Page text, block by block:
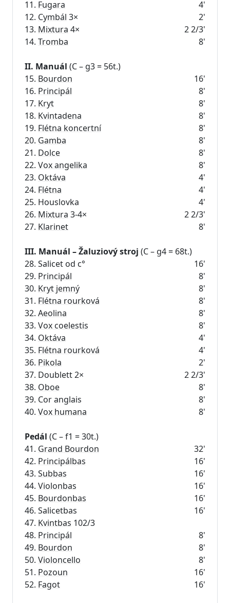
11. Fugara
4'
12. Cymbál 3×
2'
13. Mixtura 4×
2 2/3'
14. Tromba 8'
II. Manuál (C – g3 = 56t.)
15. Bourdon
16'
16. Principál
8'
17. Kryt
8'
18. Kvintadena
8'
19. Flétna koncertní
8'
20. Gamba
8'
21. Dolce
8'
22. Vox angelika
8'
23. Oktáva
4'
24. Flétna
4'
25. Houslovka
4'
26. Mixtura 3-4×
2 2/3'
27. Klarinet 8'
III. Manuál – Žaluziový stroj (C – g4 = 68t.)
28. Salicet od c°
16'
29. Principál
8'
30. Kryt jemný
8'
31. Flétna rourková
8'
32. Aeolina
8'
33. Vox coelestis
8'
34. Oktáva
4'
35. Flétna rourková
4'
36. Pikola
2'
37. Doublett 2×
2 2/3'
38. Oboe
8'
39. Cor anglais
8'
40. Vox humana 8'
Pedál (C – f1 = 30t.)
41. Grand Bourdon
32'
42. Principálbas
16'
43. Subbas
16'
44. Violonbas
16'
45. Bourdonbas
16'
46. Salicetbas
16'
47. Kvintbas 102/3
48. Principál
8'
49. Bourdon
8'
50. Violoncello
8'
51. Pozoun
16'
52. Fagot 16'